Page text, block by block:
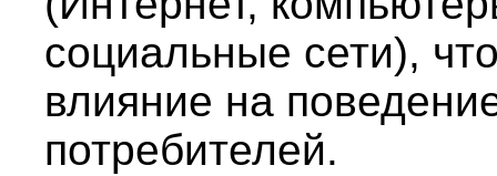
социальные сети),
влияние на
потребителей.